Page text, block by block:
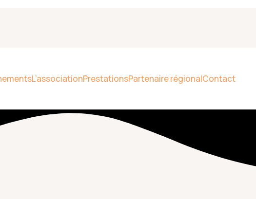
L’associationPrestationsPartenaire régionalContact